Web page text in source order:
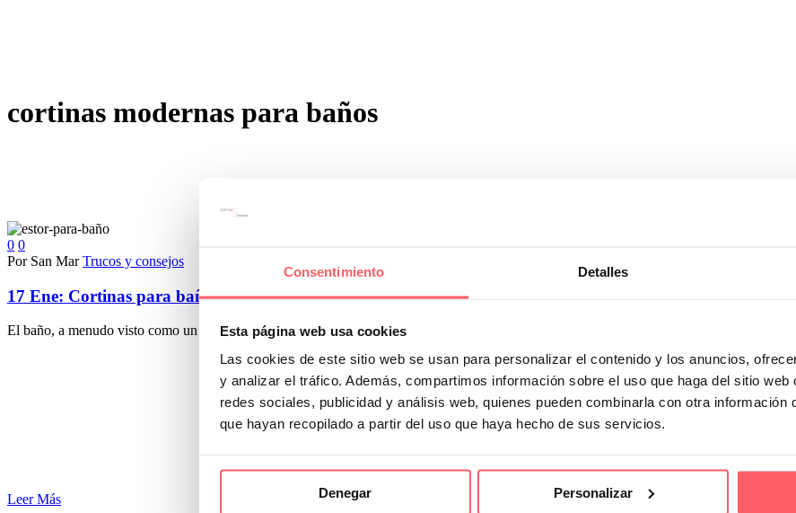
Consentimiento Detalles
Esta página web usa cookies
Las cookies de este sitio web se usan para personalizar el contenido y los anuncios,
y analizar el tráfico. Además, compartimos información sobre el uso que haga del sitio web
redes sociales, publicidad y análisis web, quienes pueden combinarla con otra información
que hayan recopilado a partir del uso que haya hecho de sus servicios.
Denegar Personalizar
cortinas modernas para baños
0 0
Por San Mar Trucos y consejos
17 Ene: Cortinas para baños
El baño, a menudo visto como un espacio puramente funcional, se está convirtiendo en una extensión del estilo y la…
Leer Más